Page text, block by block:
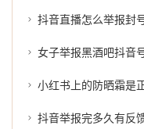
抖音直播怎么举报封
女子举报黑酒吧抖音号
小红书上的防晒霜是正品
抖音举报完多久有反馈抖